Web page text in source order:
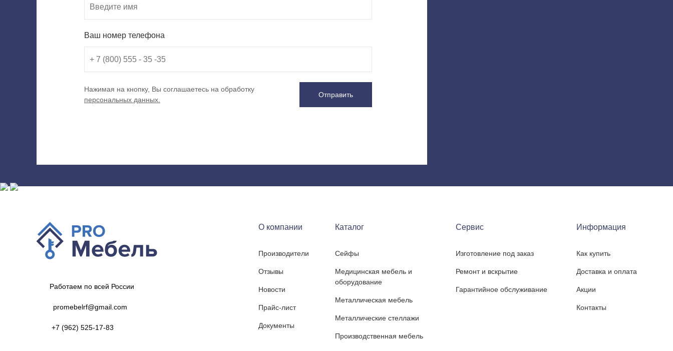
Ваш номер телефона
Нажимая на кнопку, Вы соглашаетесь на обработку
персональных данных.
Отправить
Работаем по всей России
promebelrf@gmail.com
+7 (962) 525-17-83
О компании
Производители
Отзывы
Новости
Прайс-лист
Документы
Каталог
Сейфы
Медицинская мебель и
оборудование
Металлическая мебель
Металлические стеллажи
Производственная мебель
Сервис
Изготовление под заказ
Ремонт и вскрытие
Гарантийное обслуживание
Информация
Как купить
Доставка и оплата
Акции
Контакты